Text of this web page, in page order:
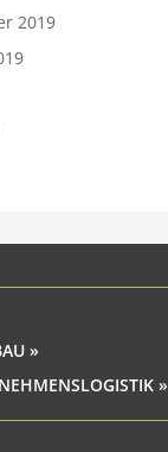
2019
»
»